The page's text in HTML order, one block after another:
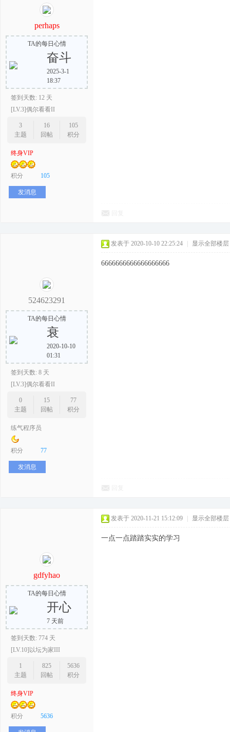
perhaps
TA的每日心情
奋斗
2025-3-1
18:37
签到天数: 12 天
[LV.3]偶尔看看II
3
主题
16
回帖
105
积分
终身VIP
积分 105
发消息
524623291
TA的每日心情
衰
2020-10-10
01:31
签到天数: 8 天
[LV.3]偶尔看看II
0
主题
15
回帖
77
积分
练气程序员
积分 77
发消息
发表于 2020-10-10 22:25:24 显示全部楼层
6666666666666666666
gdfyhao
TA的每日心情
开心
7 天前
签到天数: 774 天
[LV.10]以坛为家III
1
主题
825
回帖
5636
积分
终身VIP
积分 5636
发表于 2020-11-21 15:12:09 显示全部楼层
一点一点踏踏实实的学习